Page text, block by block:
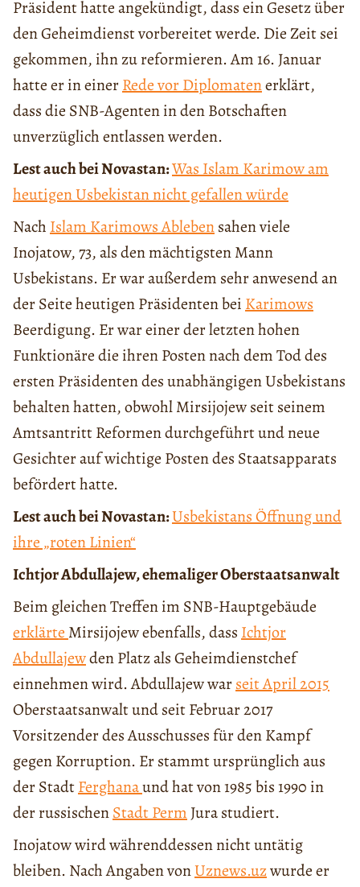
Präsident hatte angekündigt, dass ein Gesetz über
den Geheimdienst vorbereitet werde. Die Zeit sei
gekommen, ihn zu reformieren. Am 16. Januar
hatte er in einerRede vor Diplomatenerklärt,
dass die SNB-Agenten in den Botschaften
unverzüglich entlassen werden.
Lest auch bei Novastan:Was Islam Karimow am
heutigen Usbekistan nicht gefallen würde
Nach Islam Karimows Ablebensahen viele
Inojatow, 73, als den mächtigsten Mann
Usbekistans. Er war außerdem sehr anwesend an
der Seite heutigen Präsidenten bei Karimows
Beerdigung. Er war einer der letzten hohen
Funktionäre die ihren Posten nach dem Tod des
ersten Präsidenten des unabhängigen Usbekistans
behalten hatten, obwohl Mirsijojew seit seinem
Amtsantritt Reformen durchgeführt und neue
Gesichter auf wichtige Posten des Staatsapparats
befördert hatte.
Lest auch bei Novastan:Usbekistans Öffnung und
ihre „roten Linien“
Ichtjor Abdullajew, ehemaliger Oberstaatsanwalt
Beim gleichen Treffen im SNB-Hauptgebäude
erklärte Mirsijojew ebenfalls, dass Ichtjor
Abdullajewden Platz als Geheimdienstchef
einnehmen wird. Abdullajew warseit April 2015
Oberstaatsanwalt und seit Februar 2017
Vorsitzender des Ausschusses für den Kampf
gegen Korruption. Er stammt ursprünglich aus
der StadtFerghanaund hat von 1985 bis 1990 in
der russischenStadt Perm Jura studiert.
Inojatow wird währenddessen nicht untätig
bleiben. Nach Angaben vonUznews.uzwurde er